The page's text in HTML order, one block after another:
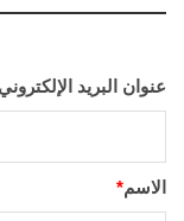
عنوان البريد الإلكتروني
الاسم*